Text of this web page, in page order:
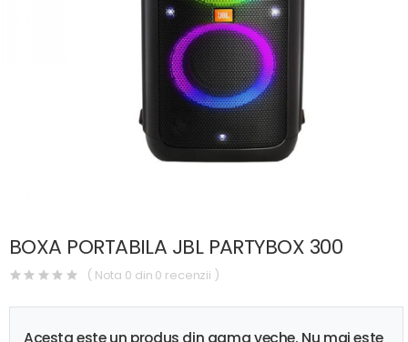
BOXA PORTABILA JBL PARTYBOX 300
( Nota 0 din 0 recenzii )
Acesta este un produs din gama veche. Nu mai este